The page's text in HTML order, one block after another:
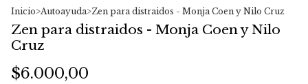
Inicio>Autoayuda>Zen para distraidos - Monja Coen y Nilo Cruz
Zen para distraidos - Monja Coen y Nilo
Cruz
$6.000,00